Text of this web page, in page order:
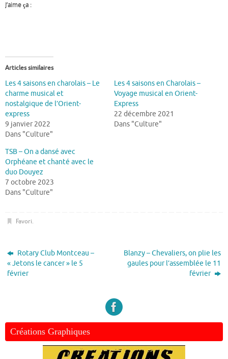
J’aime ça :
Articles similaires
Les 4 saisons en charolais – Le
charme musical et
nostalgique de l’Orient-
express
9 janvier 2022
Dans "Culture"
Les 4 saisons en Charolais –
Voyage musical en Orient-
Express
22 décembre 2021
Dans "Culture"
TSB – On a dansé avec
Orphéane et chanté avec le
duo Douyez
7 octobre 2023
Dans "Culture"
Favori.
Rotary Club Montceau –
« Jetons le cancer » le 5
février
Blanzy – Chevaliers, on plie les
gaules pour l’assemblée le 11
février
Créations Graphiques